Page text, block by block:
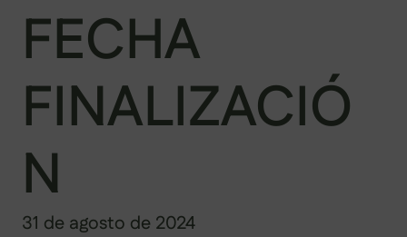
FECHA
FINALIZACIÓ
N
31 de agosto de 2024